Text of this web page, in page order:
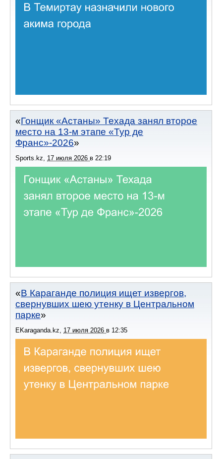
Гонщик «Астаны» Техада занял второе
место на 13-м этапе «Тур де
Франс»-2026
Sports.kz 17 июля 2026 в 22:19
В Караганде полиция ищет извергов,
свернувших шею утенку в Центральном
парке
EKaraganda.kz 17 июля 2026 в 12:35